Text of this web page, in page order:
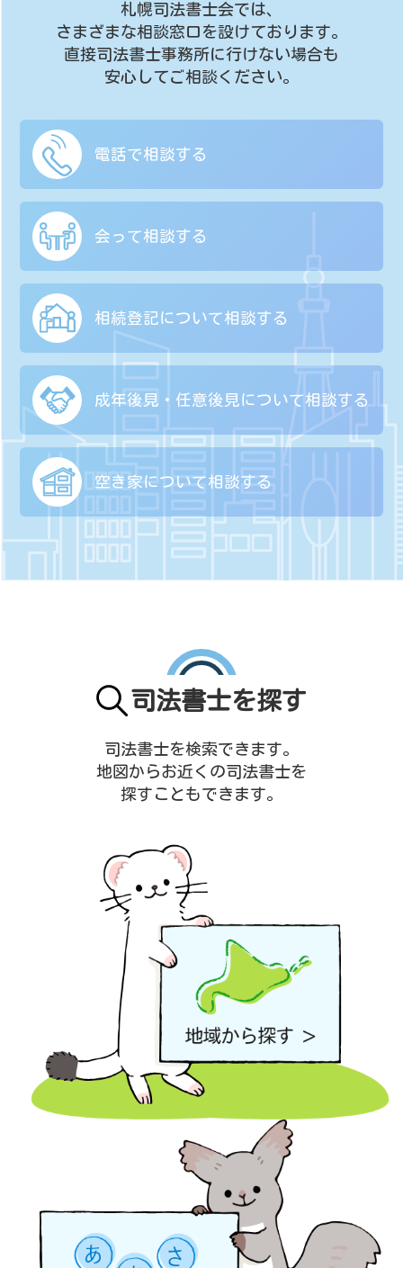
札幌司法書士会では、
さまざまな相談窓口を設けております。
直接司法書士事務所に行けない場合も
安心してご相談ください。
電話で相談する
会って相談する
相続登記について相談する
成年後見・任意後見について相談する
空き家について相談する
司法書士を探す
司法書士を検索できます。
地図からお近くの司法書士を
探すこともできます。